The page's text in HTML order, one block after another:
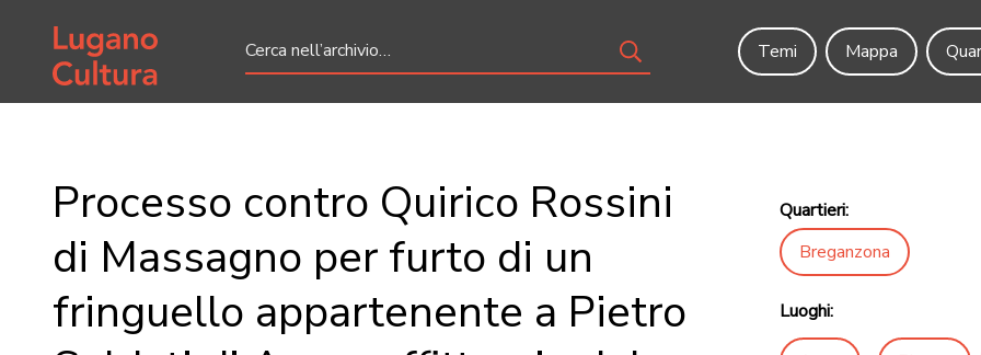
Home page
Temi
Mappa
Processo contro Quirico Rossini
di Massagno per furto di un
fringuello appartenente a Pietro
Quartieri:
Breganzona
Luoghi: